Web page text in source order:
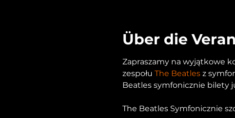
Über die
Zapraszamy na wyjątkowe
zespołu The Beatles z
Beatles symfonicznie bilety